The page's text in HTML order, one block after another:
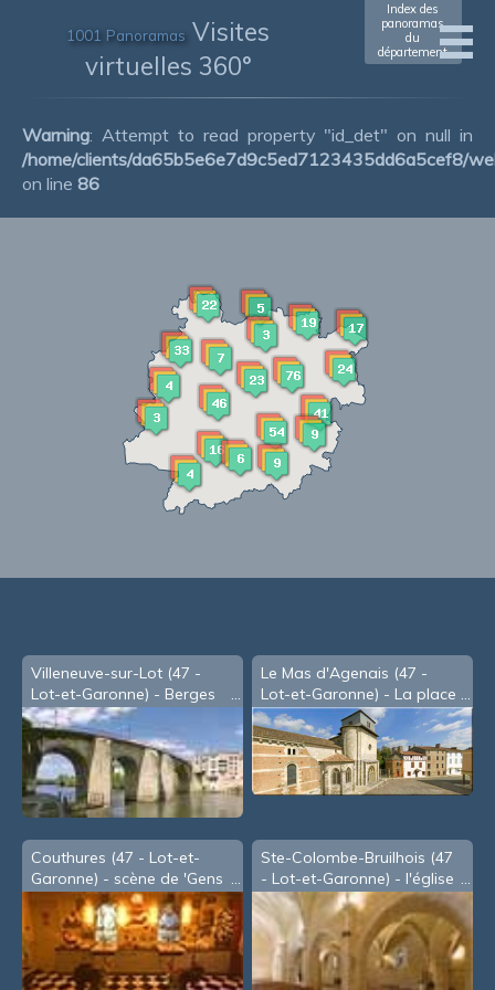
1001 Panoramas Visites
virtuelles 360°
Index des
panoramas
du
département
Warning: Attempt to read property "id_det" on null in
/home/clients/da65b5e6e7d9c5ed7123435dd6a5cef8/
on line 86
Villeneuve-sur-Lot (47 -
Lot-et-Garonne) - Berges
du Lot, sous le Pont des
Cieutat
Le Mas d'Agenais (47 -
Lot-et-Garonne) - La place
du Marché
Couthures (47 - Lot-et-
Garonne) - scène de 'Gens
de Garonne'
Ste-Colombe-Bruilhois (47
- Lot-et-Garonne) - l'église